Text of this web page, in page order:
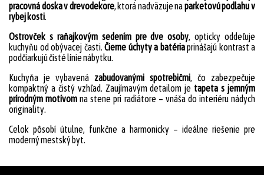
pracovná doska v drevodekore, ktorá nadväzuje naparketovú podlahu v
rybej kosti.
Ostrovček s raňajkovým sedením pre dve osoby, opticky oddeľuje
kuchyňu od obývacej časti. Čierne úchyty a batériaprinášajú kontrast a
podčiarkujú čisté línie nábytku.
Kuchyňa je vybavená zabudovanými spotrebičmi, čo zabezpečuje
kompaktný a čistý vzhľad. Zaujímavým detailom je tapeta s jemným
prírodným motívom na stene pri radiátore – vnáša do interiéru nádych
originality.
Celok pôsobí útulne, funkčne a harmonicky – ideálne riešenie pre
moderný mestský byt.